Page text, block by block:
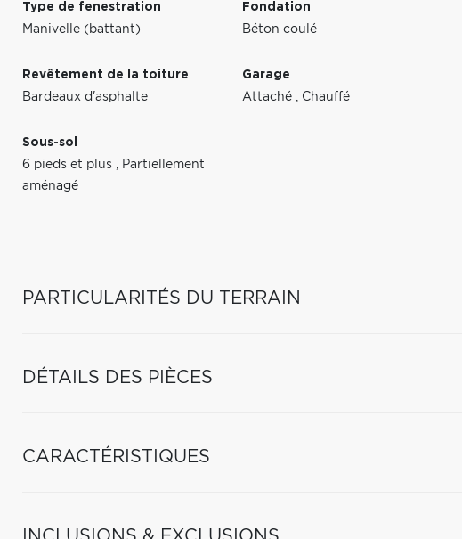
Type de fenestration
Manivelle (battant)
Fondation
Béton coulé
Revêtement de la toiture
Bardeaux d'asphalte
Garage
Attaché , Chauffé
Sous-sol
6 pieds et plus , Partiellement
aménagé
PARTICULARITÉS DU TERRAIN
DÉTAILS DES PIÈCES
CARACTÉRISTIQUES